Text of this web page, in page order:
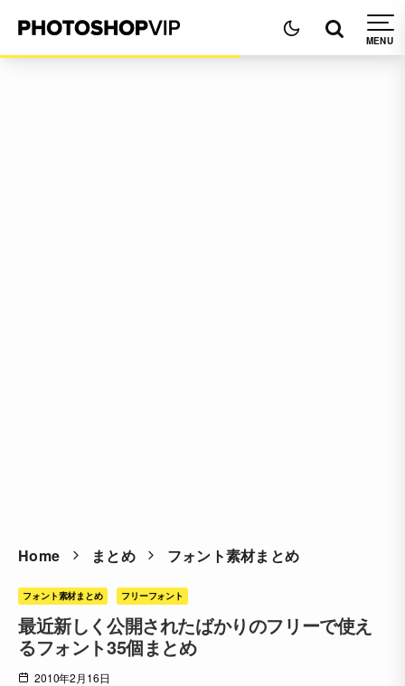
Home まとめ フォント素材まとめ
フォント素材まとめ フリーフォント
最近新しく公開されたばかりのフリーで使え
るフォント35個まとめ
2010年2月16日